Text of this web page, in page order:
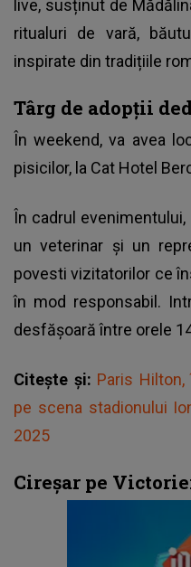
live, susținut de
ritualuri de vară,
inspirate din tradițiile
Târg de adopții
În weekend, va avea
pisicilor, la Cat Hotel
În cadrul
un veterinar și un
povesti vizitatorilor ce
în mod responsabil.
desfășoară între orele
Citește și: Paris Hilton,
pe scena stadionului
2025
Cireșar pe